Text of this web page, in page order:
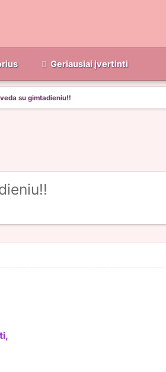
Geriausiai įvertinti
su gimtadieniu!!